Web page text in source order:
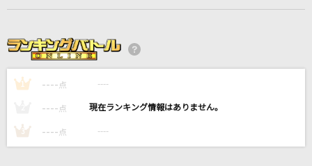
[生音]ヒッチコック
カナタハルカ
RADWIMPS
谷咲ナオミ
1 ---- 点 ----
---- 点 ----
3 ---- 点 ----